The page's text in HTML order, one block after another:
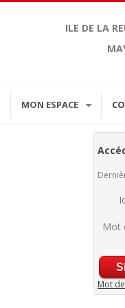
ILE DE LA
MON ESPACE
Mot
Mot